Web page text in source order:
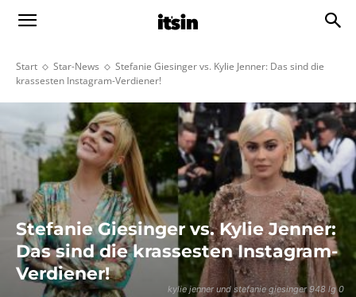
Start Star-News
Stefanie Giesinger vs. Kylie Jenner: Das sind die
krassesten Instagram-Verdiener!
kylie jenner und stefanie giesinger 948 lg 0
Stefanie Giesinger vs. Kylie Jenner:
Das sind die krassesten Instagram-
Verdiener!